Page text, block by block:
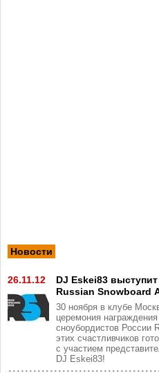
Новости
26.11.12
DJ Eskei83
Russian Snowboard
30 ноября в клубе
церемония
сноубордистов России
этих счастливчиков
с участием
DJ Eskei83!